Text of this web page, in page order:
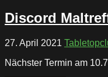
Discord
27. April 2021
Nächster Termin am